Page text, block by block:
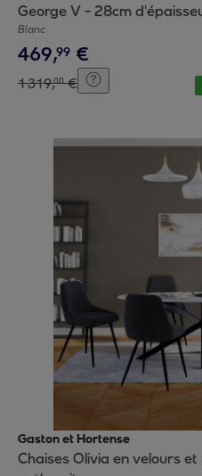
George V - 28cm
Blanc
469,99 €
1319,00 €
Gaston et Hortense
Chaises Olivia en velours